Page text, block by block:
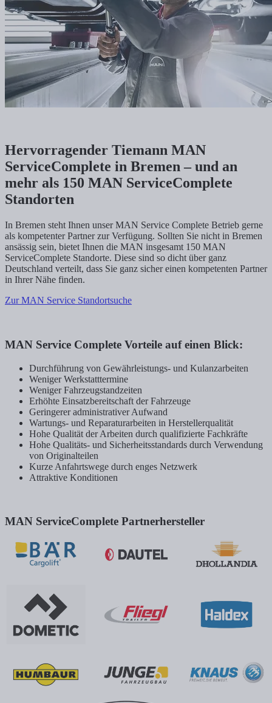
Hervorragender Tiemann MAN
ServiceComplete in Bremen – und an
mehr als 150 MAN ServiceComplete
Standorten
In Bremen steht Ihnen unser MAN Service Complete Betrieb gerne
als kompetenter Partner zur Verfügung. Sollten Sie nicht in Bremen
ansässig sein, bietet Ihnen die MAN insgesamt 150 MAN
ServiceComplete Standorte. Diese sind so dicht über ganz
Deutschland verteilt, dass Sie ganz sicher einen kompetenten Partner
in Ihrer Nähe finden.
Zur MAN Service Standortsuche
MAN Service Complete Vorteile auf einen Blick:
Durchführung von Gewährleistungs- und Kulanzarbeiten
Weniger Werkstatttermine
Weniger Fahrzeugstandzeiten
Erhöhte Einsatzbereitschaft der Fahrzeuge
Geringerer administrativer Aufwand
Wartungs- und Reparaturarbeiten in Herstellerqualität
Hohe Qualität der Arbeiten durch qualifizierte Fachkräfte
Hohe Qualitäts- und Sicherheitsstandards durch Verwendung
von Originalteilen
Kurze Anfahrtswege durch enges Netzwerk
Attraktive Konditionen
MAN ServiceComplete Partnerhersteller